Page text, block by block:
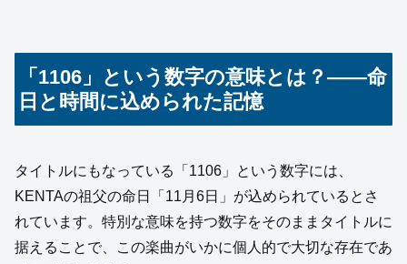
「1106」という数字の意味とは？――命
日と時間に込められた記憶
タイトルにもなっている「1106」という数字には、
KENTAの祖父の命日「11月6日」が込められているとさ
れています。特別な意味を持つ数字をそのままタイトルに
据えることで、この楽曲がいかに個人的で大切な存在であ